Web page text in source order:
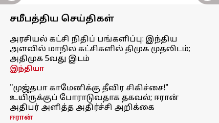
சமீபத்திய செய்திகள்
அரசியல் கட்சி நிதிப் பங்களிப்பு: இந்திய
அளவில் மாநில கட்சிகளில் திமுக முதலிடம்;
அதிமுக 5வது இடம்
இந்தியா
"முஜ்தபா காமேனிக்கு தீவிர சிகிச்சை!"
உயிருக்குப் போராடுவதாக தகவல்; ஈரான்
அதிபர் அளித்த அதிர்ச்சி அறிக்கை
ஈரான்